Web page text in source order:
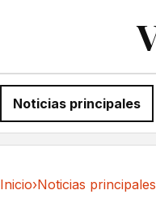
Noticias principales
Inicio›Noticias principales